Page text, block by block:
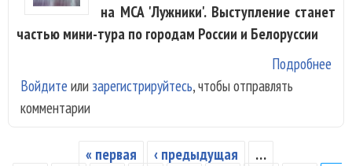
на МСА 'Лужники'. Выступление станет
частью мини-тура по городам России и Белоруссии
Подробнее
Войдите или зарегистрируйтесь, чтобы отправлять
комментарии
« первая ‹ предыдущая
…